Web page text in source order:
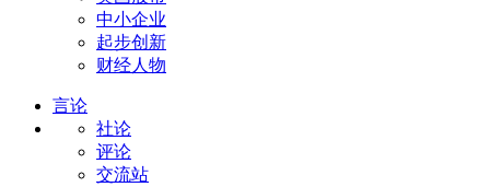
中小企业
起步创新
财经人物
言论
社论
评论
交流站